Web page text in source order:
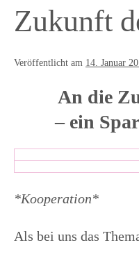
Zukunft
Veröffentlicht am 14. Januar
An die
– ein
*Kooperation*
Als bei uns das